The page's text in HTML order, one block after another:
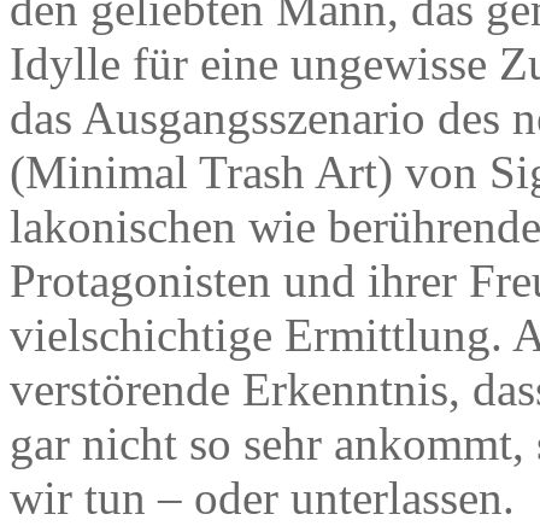
Idylle für eine ungewisse
das Ausgangsszenario des
(Minimal Trash Art) von
lakonischen wie
Protagonisten und ihrer
vielschichtige Ermittlung.
verstörende Erkenntnis,
gar nicht so sehr
wir tun – oder unterlassen.